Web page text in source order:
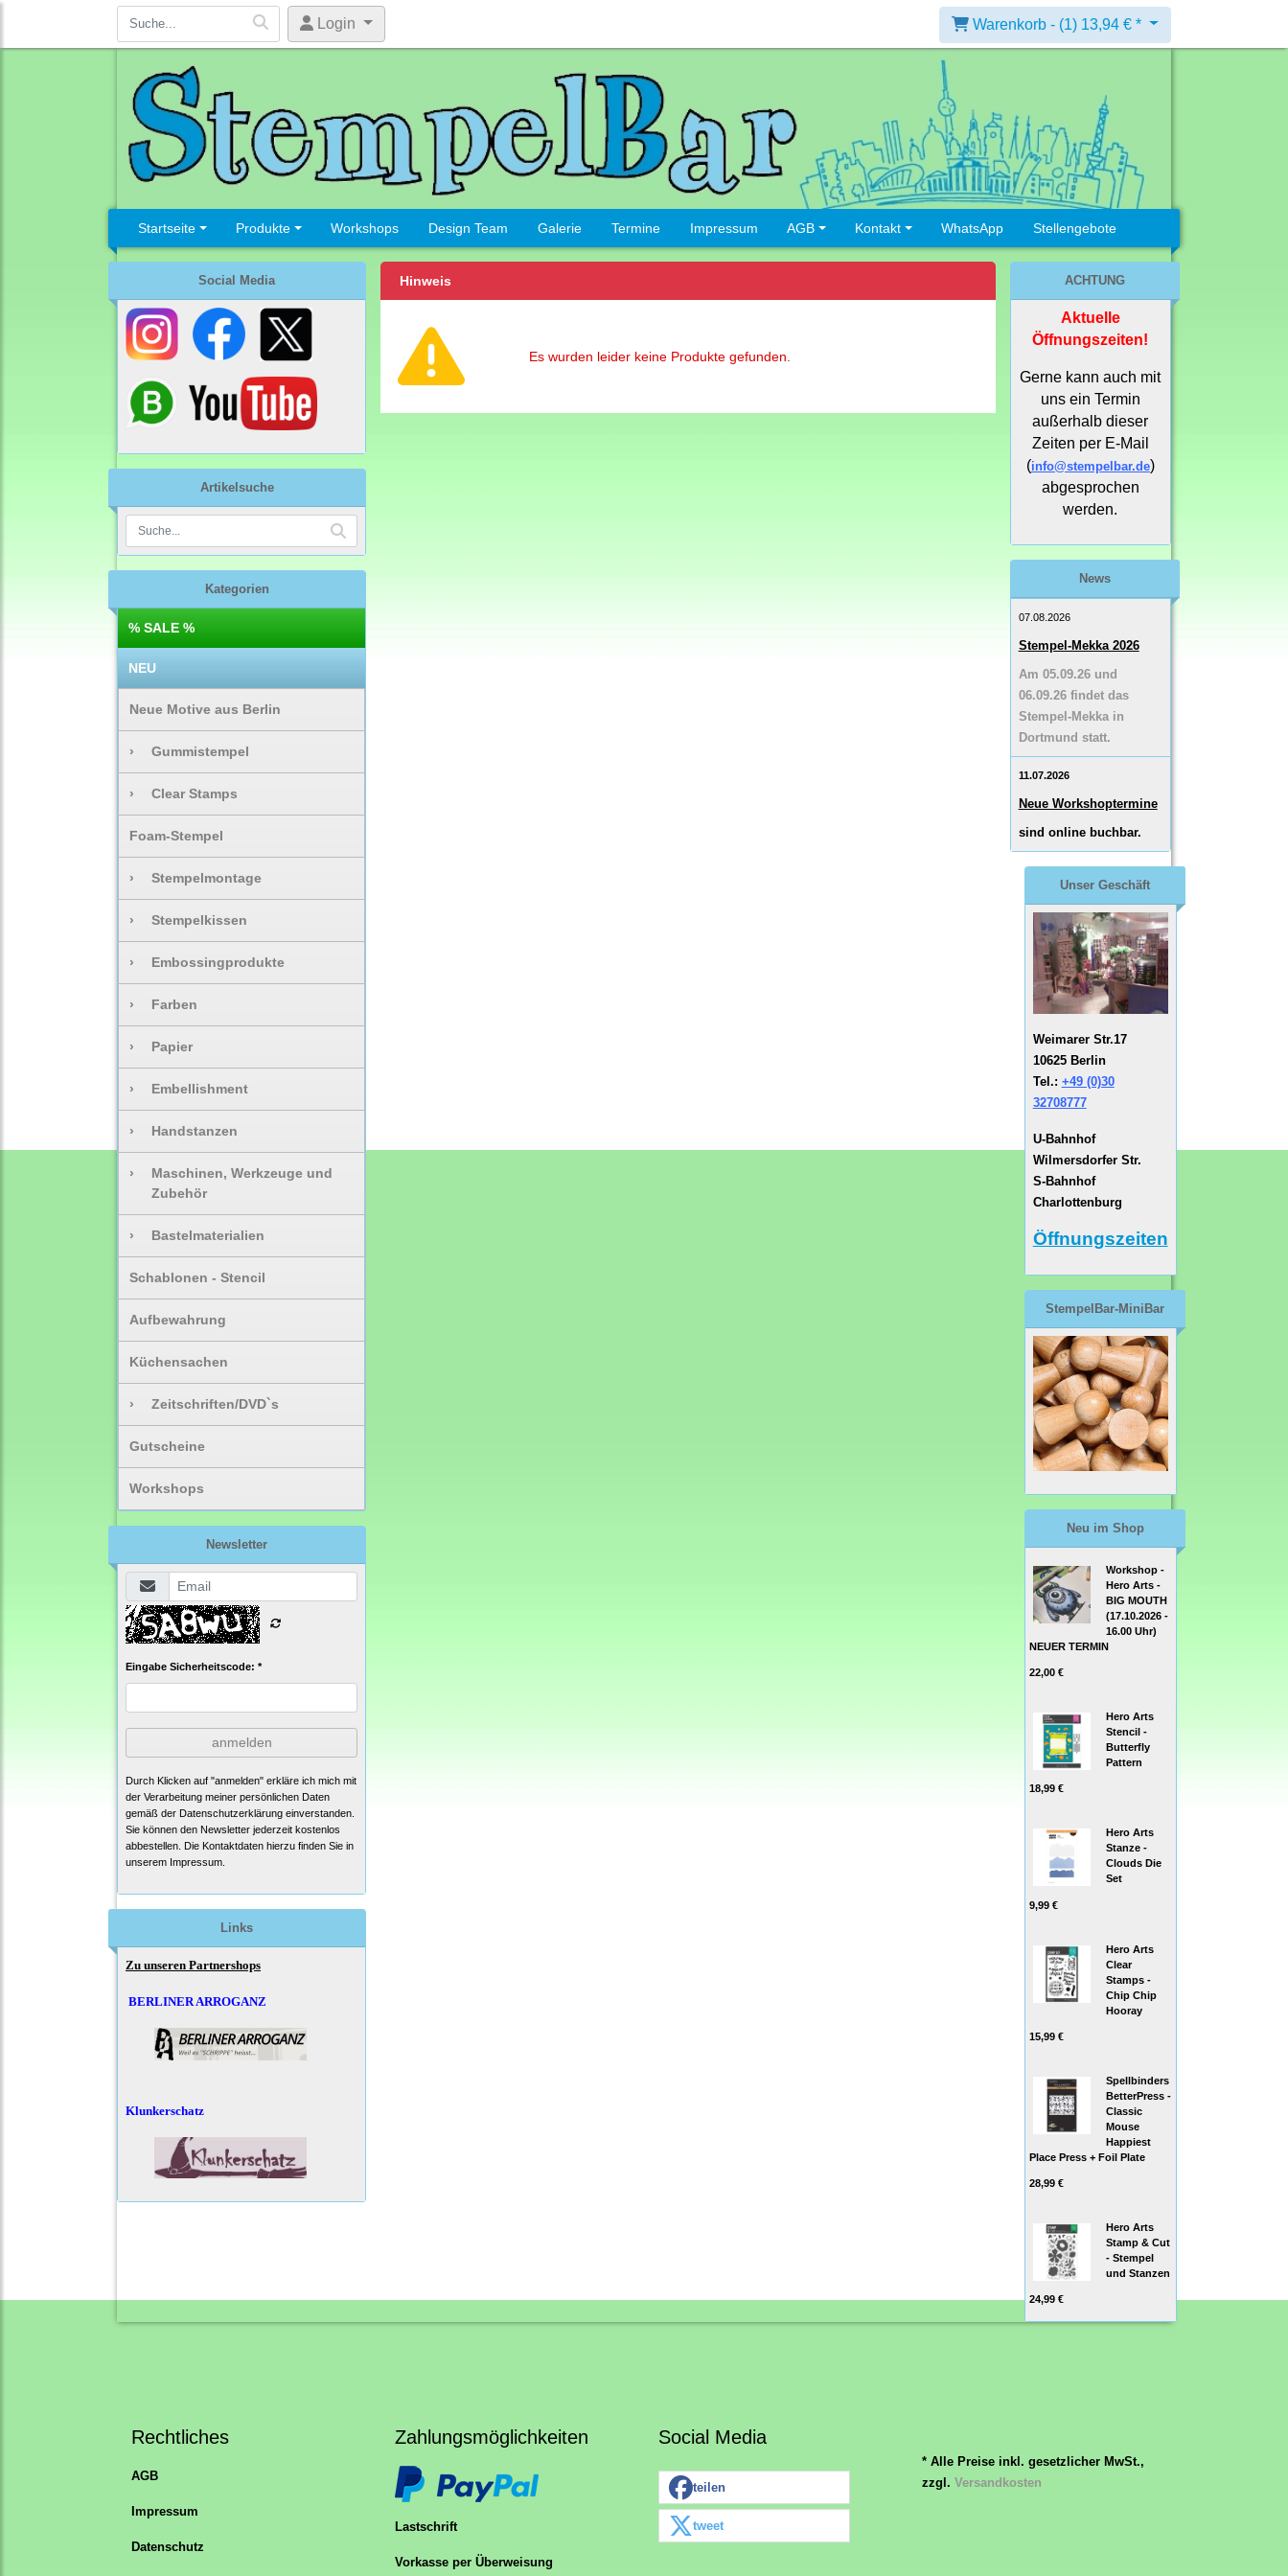
Login Warenkorb - (1) 13,94 € *
Startseite Produkte Workshops Design Team Galerie Termine Impressum AGB Kontakt WhatsApp Stellengebote
Social Media
Artikelsuche
Kategorien
% SALE %
NEU
Neue Motive aus Berlin
› Gummistempel
› Clear Stamps
Foam-Stempel
› Stempelmontage
› Stempelkissen
› Embossingprodukte
› Farben
› Papier
› Embellishment
› Handstanzen
›
Maschinen, Werkzeuge und
Zubehör
› Bastelmaterialien
Schablonen - Stencil
Aufbewahrung
Küchensachen
› Zeitschriften/DVD`s
Gutscheine
Workshops
Newsletter
Eingabe Sicherheitscode: *
anmelden
Durch Klicken auf "anmelden" erkläre ich mich mit
der Verarbeitung meiner persönlichen Daten
gemäß der Datenschutzerklärung einverstanden.
Sie können den Newsletter jederzeit kostenlos
abbestellen. Die Kontaktdaten hierzu finden Sie in
unserem Impressum.
Links
Zu unseren Partnershops
BERLINER ARROGANZ
Klunkerschatz
Hinweis
Es wurden leider keine Produkte gefunden.
ACHTUNG
Aktuelle
Öffnungszeiten!
Gerne kann auch mit
uns ein Termin
außerhalb dieser
Zeiten per E-Mail
(info@stempelbar.de)
abgesprochen
werden.
News
07.08.2026
Stempel-Mekka 2026
Am 05.09.26 und
06.09.26 findet das
Stempel-Mekka in
Dortmund statt.
11.07.2026
Neue Workshoptermine
sind online buchbar.
Unser Geschäft
Weimarer Str.17
10625 Berlin
Tel.: +49 (0)30
32708777
U-Bahnhof
Wilmersdorfer Str.
S-Bahnhof
Charlottenburg
Öffnungszeiten
StempelBar-MiniBar
Neu im Shop
Workshop -
Hero Arts -
BIG MOUTH
(17.10.2026 -
16.00 Uhr)
NEUER TERMIN
22,00 €
Hero Arts
Stencil -
Butterfly
Pattern
18,99 €
Hero Arts
Stanze -
Clouds Die
Set
9,99 €
Hero Arts
Clear
Stamps -
Chip Chip
Hooray
15,99 €
Spellbinders
BetterPress -
Classic
Mouse
Happiest
Place Press + Foil Plate
28,99 €
Hero Arts
Stamp & Cut
- Stempel
und Stanzen
24,99 €
Rechtliches
AGB
Impressum
Datenschutz
Zahlungsmöglichkeiten
Lastschrift
Vorkasse per Überweisung
Social Media
teilen
tweet
* Alle Preise inkl. gesetzlicher MwSt.,
zzgl. Versandkosten